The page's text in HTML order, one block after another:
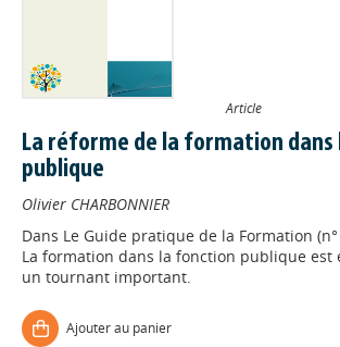
Article
La réforme de la formation
publique
Olivier CHARBONNIER
Dans Le Guide pratique de la Formation
La formation dans la fonction publique est
un tournant important.
Ajouter au panier